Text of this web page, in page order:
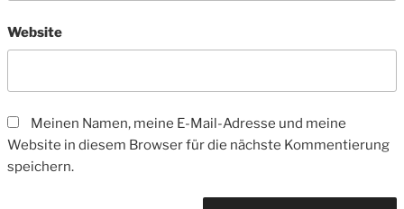
Website
Meinen Namen, meine E-Mail-Adresse und meine
Website in diesem Browser für die nächste Kommentierung
speichern.